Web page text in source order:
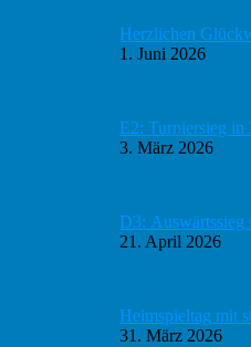
Herzlichen
1. Juni 2026
E2: Turniersieg in
3. März 2026
D3: Auswärtssieg
21. April 2026
Heimspieltag mit
31. März 2026